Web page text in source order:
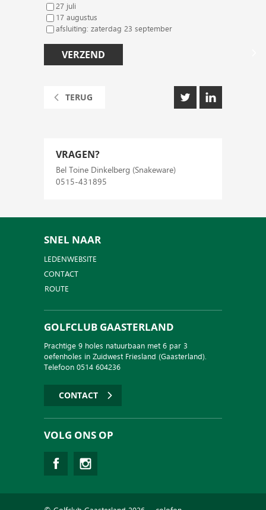
27 juli
17 augustus
afsluiting: zaterdag 23 september
VERZEND
TERUG
VRAGEN?
Bel Toine Dinkelberg (Snakeware)
0515-431895
SNEL NAAR
LEDENWEBSITE
CONTACT
ROUTE
GOLFCLUB GAASTERLAND
Prachtige 9 holes natuurbaan met 6 par 3
oefenholes in Zuidwest Friesland (Gaasterland).
Telefoon 0514 604236
CONTACT
VOLG ONS OP